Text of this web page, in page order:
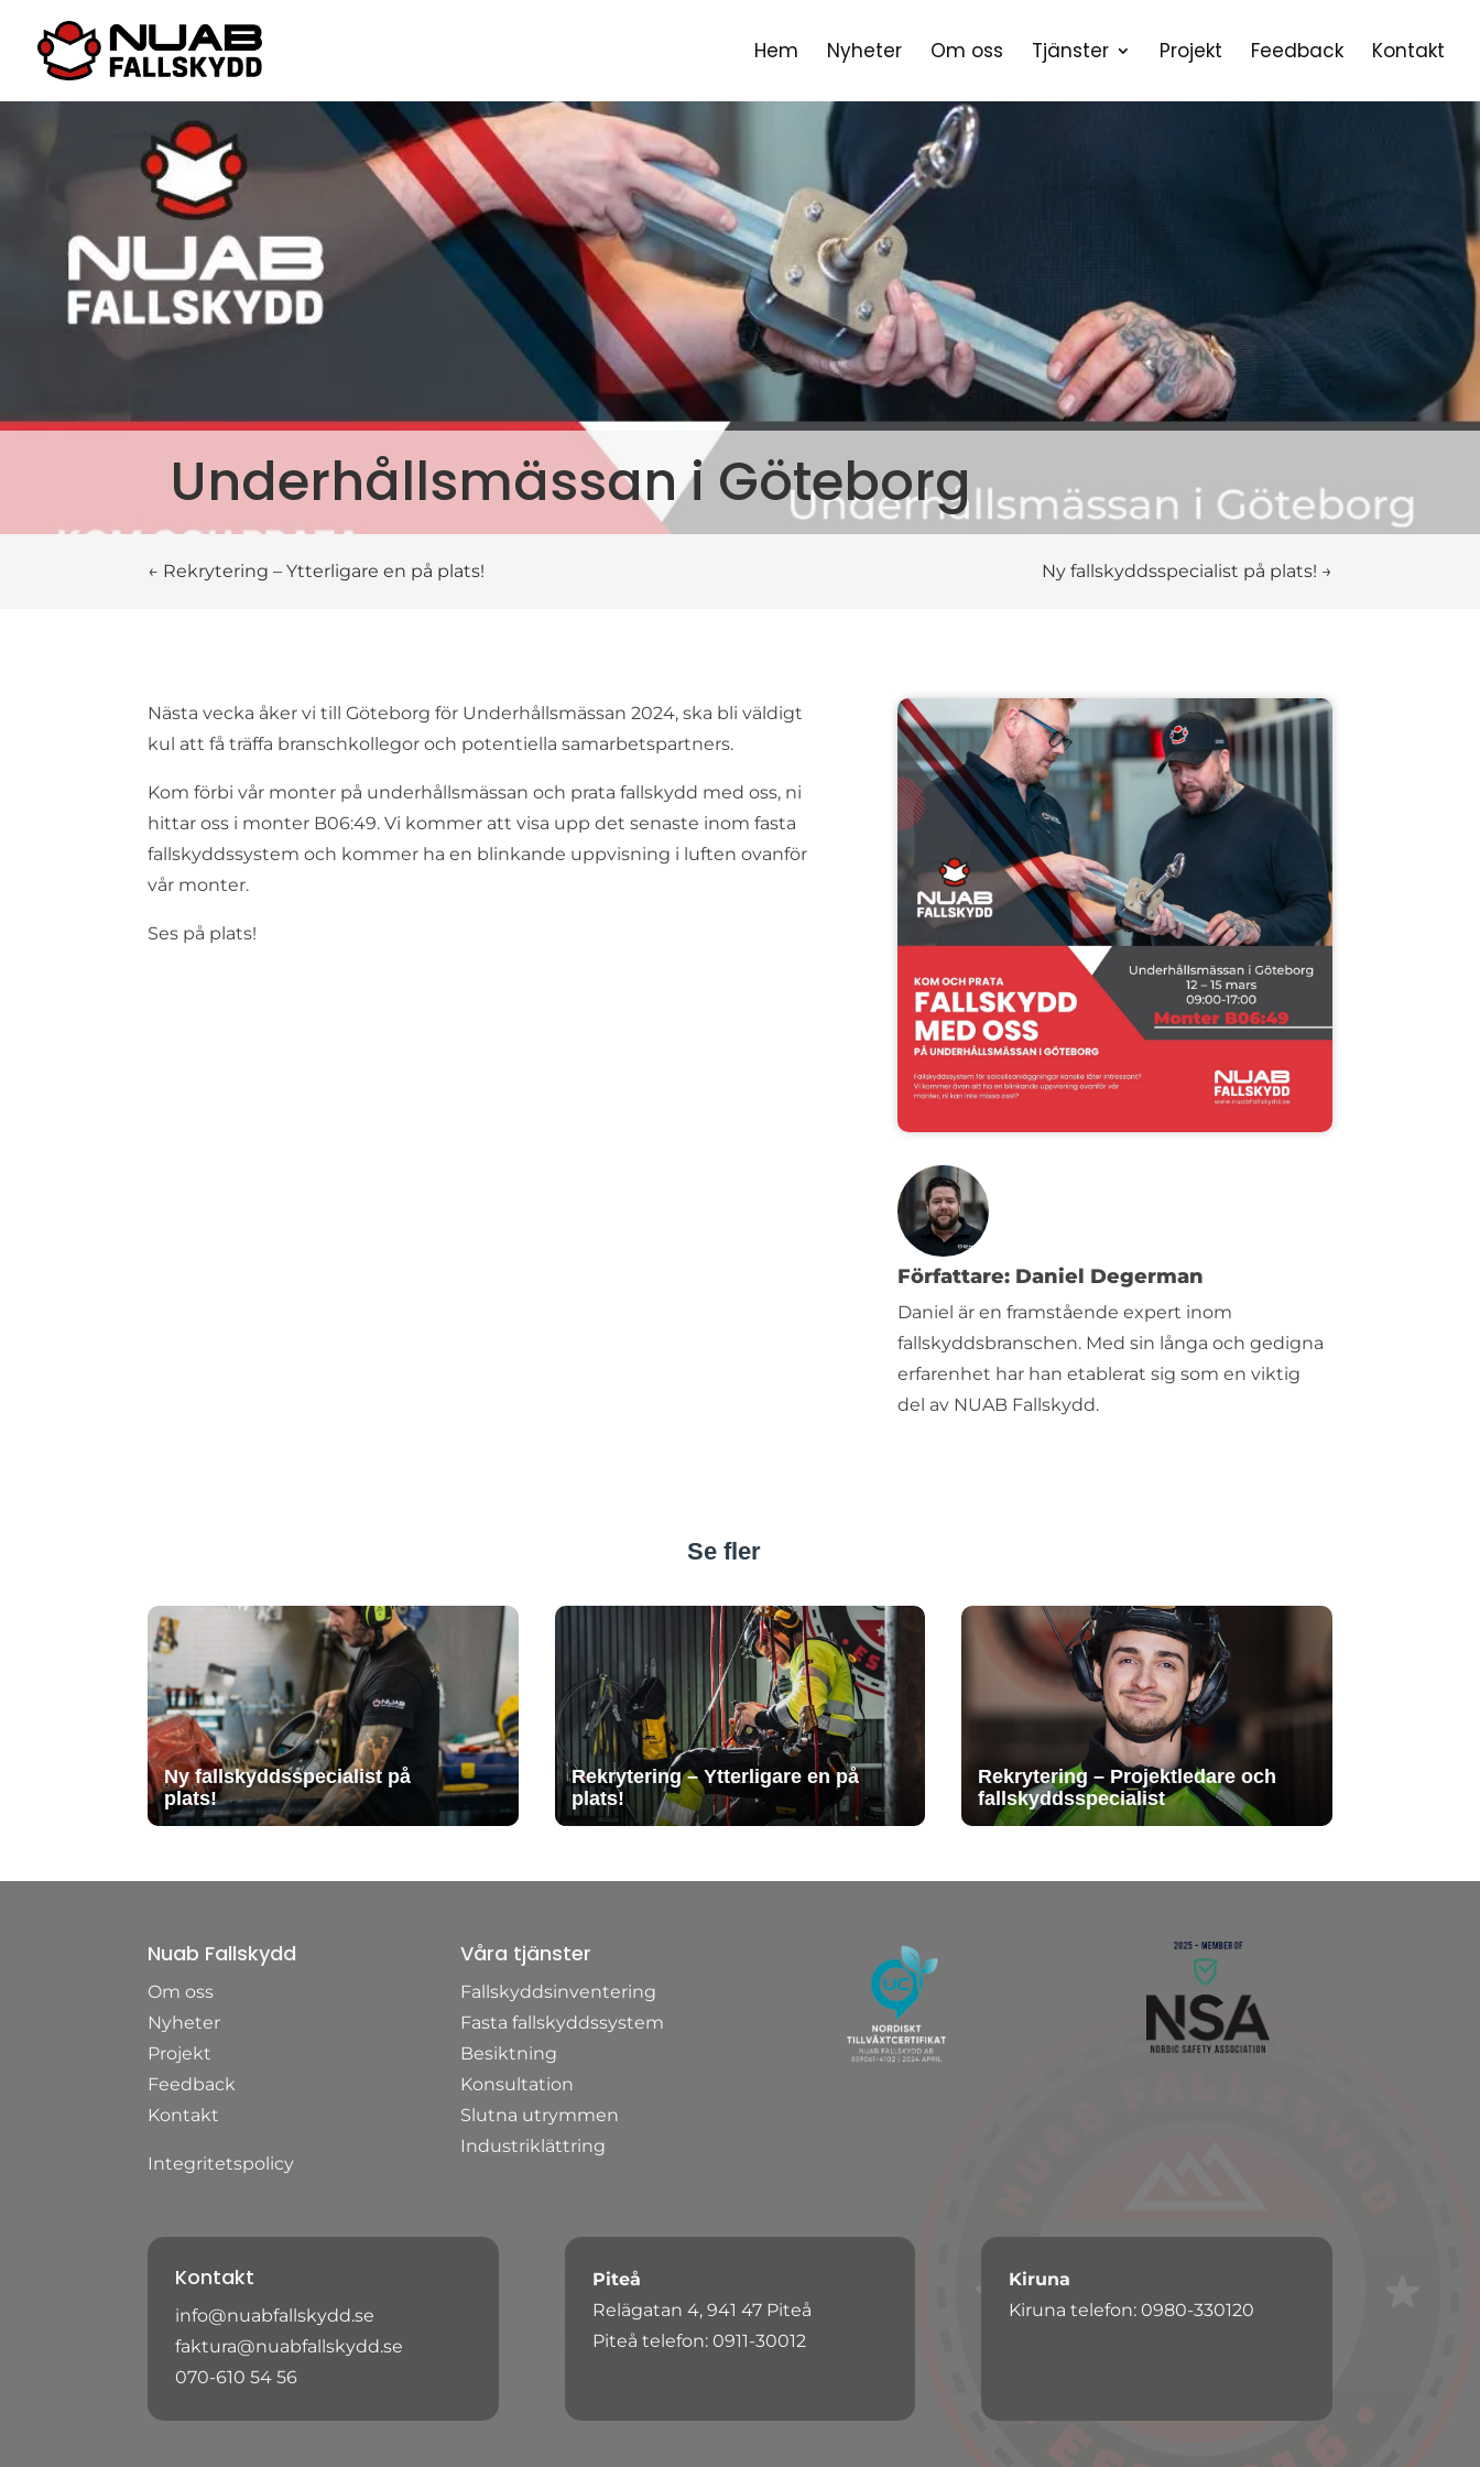
Hem Nyheter Om oss Tjänster Projekt Feedback Kontakt
Underhållsmässan i Göteborg
← Rekrytering – Ytterligare en på plats! Ny fallskyddsspecialist på plats! →
Nästa vecka åker vi till Göteborg för Underhållsmässan 2024, ska bli väldigt
kul att få träffa branschkollegor och potentiella samarbetspartners.
Kom förbi vår monter på underhållsmässan och prata fallskydd med oss, ni
hittar oss i monter B06:49. Vi kommer att visa upp det senaste inom fasta
fallskyddssystem och kommer ha en blinkande uppvisning i luften ovanför
vår monter.
Ses på plats!
Författare: Daniel Degerman
Daniel är en framstående expert inom
fallskyddsbranschen. Med sin långa och gedigna
erfarenhet har han etablerat sig som en viktig
del av NUAB Fallskydd.
Se fler
Ny fallskyddsspecialist på
plats!
Rekrytering – Ytterligare en på
plats!
Rekrytering – Projektledare och
fallskyddsspecialist
Nuab Fallskydd
Om oss
Nyheter
Projekt
Feedback
Kontakt
Integritetspolicy
Våra tjänster
Fallskyddsinventering
Fasta fallskyddssystem
Besiktning
Konsultation
Slutna utrymmen
Industriklättring
Kontakt
info@nuabfallskydd.se
faktura@nuabfallskydd.se
070-610 54 56
Piteå
Relägatan 4, 941 47 Piteå
Piteå telefon: 0911-30012
Kiruna
Kiruna telefon: 0980-330120